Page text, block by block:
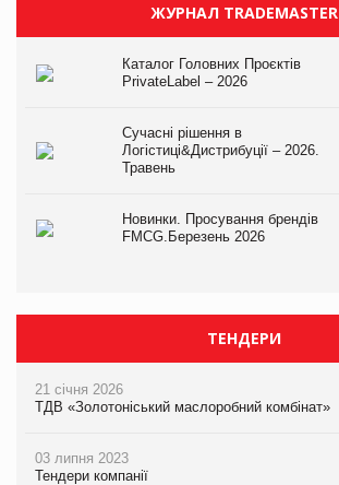
ЖУРНАЛ TRADEMASTER
Каталог Головних Проєктів
PrivateLabel – 2026
Сучасні рішення в
Логістиці&Дистрибуції – 2026.
Травень
Новинки. Просування брендів
FMCG.Березень 2026
ТЕНДЕРИ
21 січня 2026
ТДВ «Золотоніський маслоробний комбінат»
03 липня 2023
Тендери компанії